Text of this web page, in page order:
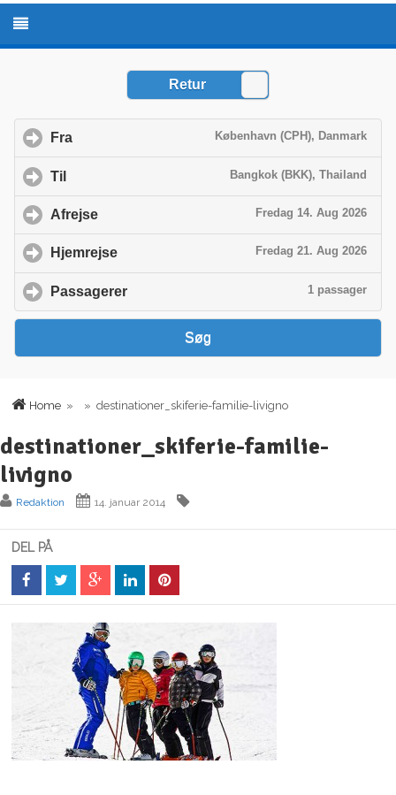
Home » » destinationer_skiferie-familie-livigno
destinationer_skiferie-familie-
livigno
Redaktion 14. januar 2014
DEL PÅ